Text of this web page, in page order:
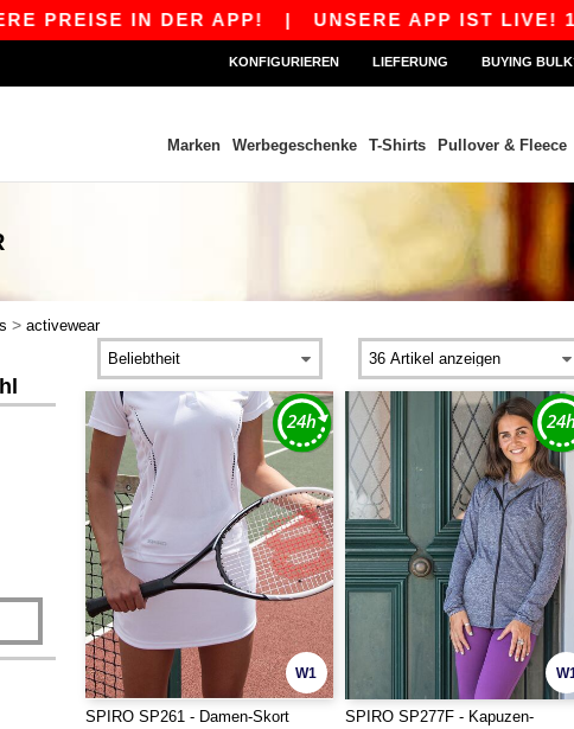
PREISE IN DER APP!| UNSERE APP IST LIVE! 10
KONFIGURIEREN LIEFERUNG BUYING
Marken Werbegeschenke T-Shirts Pullover & Fleece
> activewear
W1
SPIRO SP261 - Damen-Skort
SPIRO SP277F - Kapuzen-